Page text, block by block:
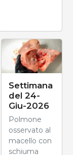
Settimana
del 24-
Giu-2026
Polmone
osservato al
macello con
schiuma